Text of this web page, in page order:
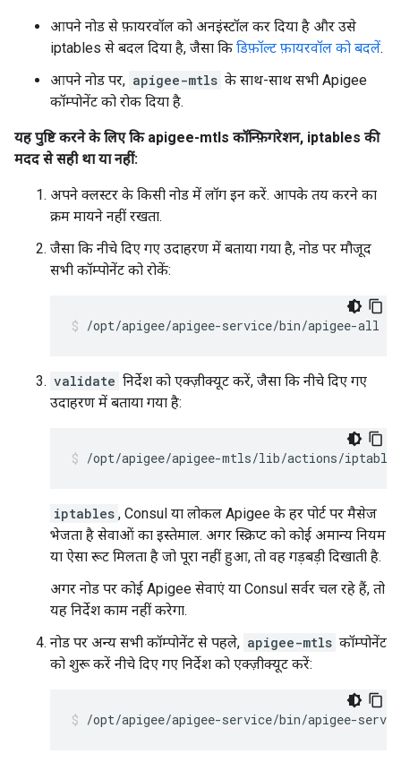
आपने नोड से फ़ायरवॉल को अनइंस्टॉल कर दिया है और उसे
iptables से बदल दिया है, जैसा कि डिफ़ॉल्ट फ़ायरवॉल को बदलें.
आपने नोड पर, apigee-mtls के साथ-साथ सभी Apigee
कॉम्पोनेंट को रोक दिया है.
यह पुष्टि करने के लिए कि apigee-mtls कॉन्फ़िगरेशन, iptables की
मदद से सही था या नहीं:
अपने क्लस्टर के किसी नोड में लॉग इन करें. आपके तय करने का
क्रम मायने नहीं रखता.
जैसा कि नीचे दिए गए उदाहरण में बताया गया है, नोड पर मौजूद
सभी कॉम्पोनेंट को रोकें:
/opt/apigee/apigee-service/bin/apigee-all
validate निर्देश को एक्ज़ीक्यूट करें, जैसा कि नीचे दिए गए
उदाहरण में बताया गया है:
/opt/apigee/apigee-mtls/lib/actions/
iptables , Consul या लोकल Apigee के हर पोर्ट पर मैसेज
भेजता है सेवाओं का इस्तेमाल. अगर स्क्रिप्ट को कोई अमान्य नियम
या ऐसा रूट मिलता है जो पूरा नहीं हुआ, तो वह गड़बड़ी दिखाती है.
अगर नोड पर कोई Apigee सेवाएं या Consul सर्वर चल रहे हैं, तो
यह निर्देश काम नहीं करेगा.
नोड पर अन्य सभी कॉम्पोनेंट से पहले, apigee-mtls कॉम्पोनेंट
को शुरू करें नीचे दिए गए निर्देश को एक्ज़ीक्यूट करें:
/opt/apigee/apigee-service/bin/apigee-